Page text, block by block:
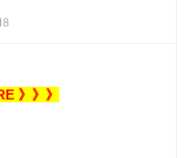
》》》